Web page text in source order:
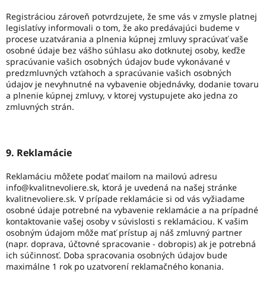
Registráciou zároveň potvrdzujete, že sme vás v zmysle platnej
legislatívy informovali o tom, že ako predávajúci budeme v
procese uzatvárania a plnenia kúpnej zmluvy spracúvať vaše
osobné údaje bez vášho súhlasu ako dotknutej osoby, keďže
spracúvanie vašich osobných údajov bude vykonávané v
predzmluvných vzťahoch a spracúvanie vašich osobných
údajov je nevyhnutné na vybavenie objednávky, dodanie tovaru
a plnenie kúpnej zmluvy, v ktorej vystupujete ako jedna zo
zmluvných strán.
9. Reklamácie
Reklamáciu môžete podať mailom na mailovú adresu
info@kvalitnevoliere.sk, ktorá je uvedená na našej stránke
kvalitnevoliere.sk. V prípade reklamácie si od vás vyžiadame
osobné údaje potrebné na vybavenie reklamácie a na prípadné
kontaktovanie vašej osoby v súvislosti s reklamáciou. K vašim
osobným údajom môže mať prístup aj náš zmluvný partner
(napr. doprava, účtovné spracovanie - dobropis) ak je potrebná
ich súčinnosť. Doba spracovania osobných údajov bude
maximálne 1 rok po uzatvorení reklamačného konania.